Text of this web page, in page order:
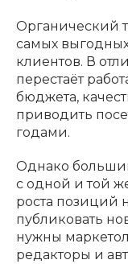
Органический
самых
клиентов. В
перестаёт
бюджета,
приводить
годами.
Однако
с одной и той
роста позиций
публиковать
нужны
редакторы и